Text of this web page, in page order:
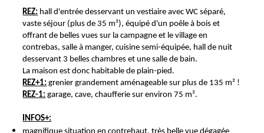
REZ: hall d'entrée desservant un vestiaire avec WC séparé,
vaste séjour (plus de 35 m²), équipé d'un poêle à bois et
offrant de belles vues sur la campagne et le village en
contrebas, salle à manger, cuisine semi-équipée, hall de nuit
desservant 3 belles chambres et une salle de bain.
La maison est donc habitable de plain-pied.
REZ+1: grenier grandement aménageable sur plus de 135 m² !
REZ-1: garage, cave, chaufferie sur environ 75 m².
INFOS+: